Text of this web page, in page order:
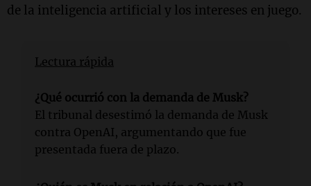
de la inteligencia artificial y los intereses en juego.
Lectura rápida
¿Qué ocurrió con la demanda de Musk?
El tribunal desestimó la demanda de Musk
contra OpenAI, argumentando que fue
presentada fuera de plazo.